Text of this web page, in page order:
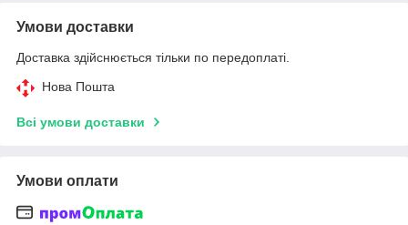
Умови доставки
Доставка здійснюється тільки по передоплаті.
Нова Пошта
Всі умови доставки
Умови оплати